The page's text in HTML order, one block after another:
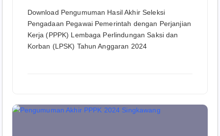
Download Pengumuman Hasil Akhir Seleksi
Pengadaan Pegawai Pemerintah dengan Perjanjian
Kerja (PPPK) Lembaga Perlindungan Saksi dan
Korban (LPSK) Tahun Anggaran 2024